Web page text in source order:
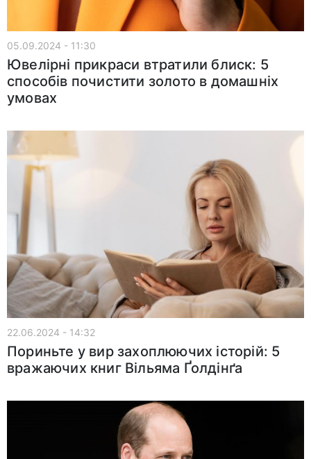
05.09.2024 - 11:30
Ювелірні прикраси втратили блиск: 5
способів почистити золото в домашніх
умовах
22.06.2024 - 14:32
Пориньте у вир захоплюючих історій: 5
вражаючих книг Вільяма Ґолдінґа